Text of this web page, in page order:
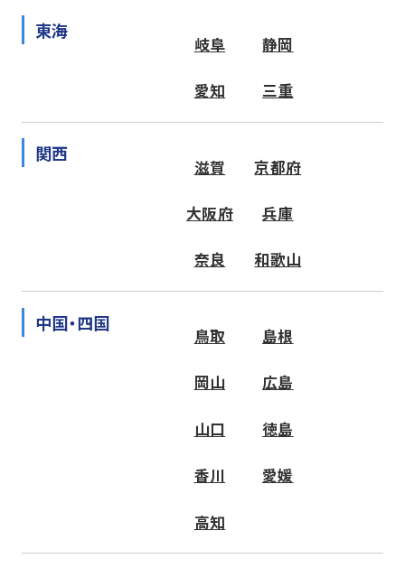
東海
岐阜 静岡
愛知 三重
関西
滋賀 京都府
大阪府 兵庫
奈良 和歌山
中国・四国
鳥取 島根
岡山 広島
山口 徳島
香川 愛媛
高知